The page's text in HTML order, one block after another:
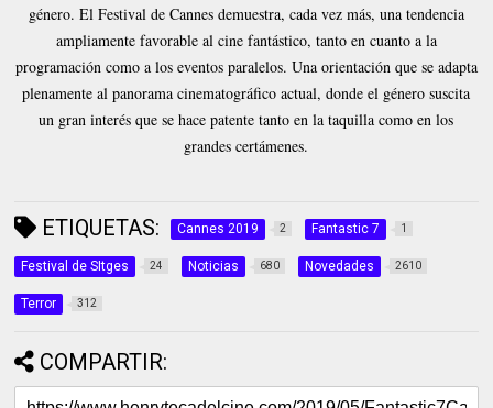
género. El Festival de Cannes demuestra, cada vez más, una tendencia
ampliamente favorable al cine fantástico, tanto en cuanto a la
programación como a los eventos paralelos. Una orientación que se adapta
plenamente al panorama cinematográfico actual, donde el género suscita
un gran interés que se hace patente tanto en la taquilla como en los
grandes certámenes.
ETIQUETAS: Cannes 2019 2 Fantastic 7 1
Festival de SItges 24 Noticias 680 Novedades 2610
Terror 312
COMPARTIR: